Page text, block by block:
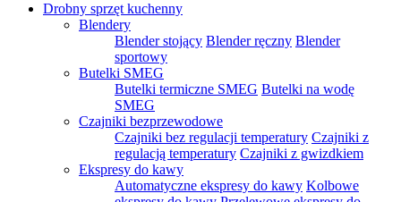
Drobny sprzęt kuchenny
Blendery
Blender stojący Blender ręczny Blender
sportowy
Butelki SMEG
Butelki termiczne SMEG Butelki na wodę
SMEG
Czajniki bezprzewodowe
Czajniki bez regulacji temperatury Czajniki z
regulacją temperatury Czajniki z gwizdkiem
Ekspresy do kawy
Automatyczne ekspresy do kawy Kolbowe